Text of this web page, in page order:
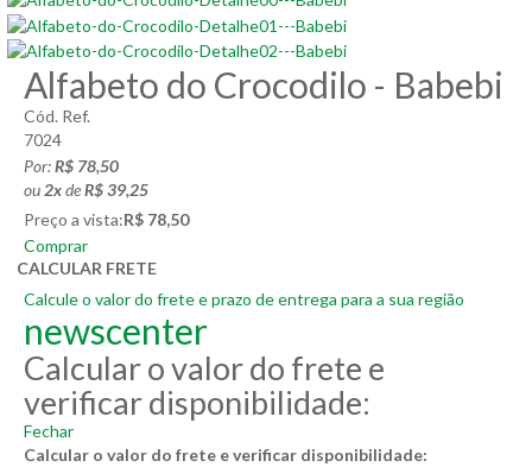
Alfabeto do Crocodilo - Babebi
Cód. Ref.
7024
Por:R$ 78,50
ou2xdeR$ 39,25
Preço a vista:R$ 78,50
Comprar
CALCULAR FRETE
Calcule o valor do frete e prazo de entrega para a sua região
newscenter
Calcular o valor do frete e
verificar disponibilidade:
Fechar
Calcular o valor do frete e verificar disponibilidade: